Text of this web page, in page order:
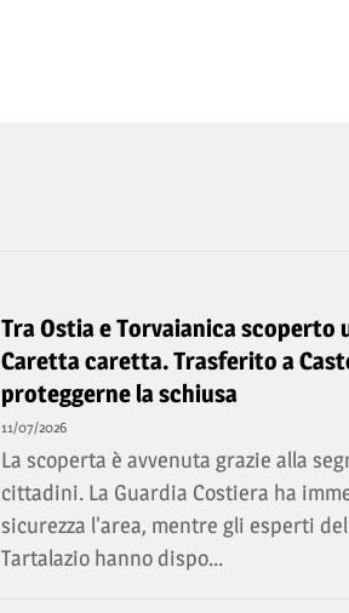
Tra Ostia e Torvaianica
Caretta caretta. Trasferito a
proteggerne la schiusa
11/07/2026
La scoperta è avvenuta grazie alla
cittadini. La Guardia Costiera ha
sicurezza l'area, mentre gli esperti
Tartalazio hanno dispo...